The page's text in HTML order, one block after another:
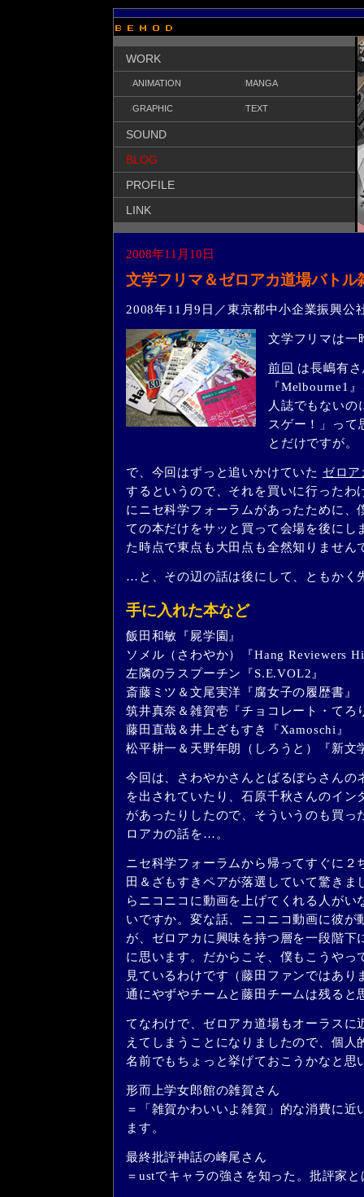
WORK
ANIMATION MANGA
GRAPHIC TEXT
SOUND
BLOG
PROFILE
LINK
2008年11月10日
文学フリマ＆ゼロアカ道場バトル
2008年11月9日／東京都中小企業振興公
文学フリマは一
前回 は長嶋有
『Melbourne1
人誌でもないの
スゲー！」って
とだけですが。
で、今回はずっと追いかけていた ゼロ
するというので、それを買いに行ったわ
にニセ科学フォーラムがあったために、
ての本だけをサッと買って会場を後にし
た時点で東点も大田点も全然知りません
…と、その辺の話は後にして、ともかく
手に入れた本など
飯田和敏『屍学園』
ソメル（さわやか）『Hang Reviewers
左隣のラスプーチン『S.E.VOL2』
斎藤ミツ＆文尾実洋『腐女子の履歴書』
筑井真奈＆雑賀壱『チョコレート・てろ
藤田直哉＆井上ざもすき『Xamoschi』
松平耕一＆天野年朗（しろうと）『新文
今回は、さわやかさんとばるぼらさんの
を出されていたり、石原千秋さんのイン
があったりしたので、そういうのも買っ
ロアカの話を…。
ニセ科学フォーラムから帰ってすぐに２
田＆ざもすきペアが落選していて驚きま
らニコニコに動画を上げてくれる人がい
いですか。変な話、ニコニコ動画に彼が
が、ゼロアカに興味を持つ層を一段階下
に思います。だからこそ、僕もこうやっ
見ているわけです（藤田ファンではあり
通にやずやチームと藤田チームは残ると
てなわけで、ゼロアカ道場もオーラスに
えてしまうことになりましたので、個人
名前でもちょっと挙げておこうかなと思
形而上学女郎館の雑賀さん
＝「雑賀かわいいよ雑賀」的な消費に近
ます。
最終批評神話の峰尾さん
＝ustでキャラの強さを知った。批評家